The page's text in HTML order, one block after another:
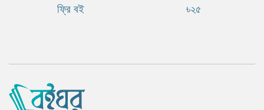
ফ্রি বই ৳২৫